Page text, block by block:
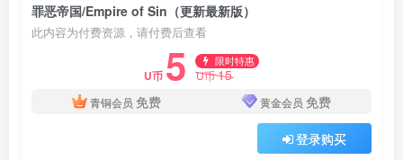
罪恶帝国/Empire of Sin（更新最新版）
此内容为付费资源，请付费后查看
U币 5 限时特惠
U币15
青铜会员 免费 黄金会员 免费
登录购买